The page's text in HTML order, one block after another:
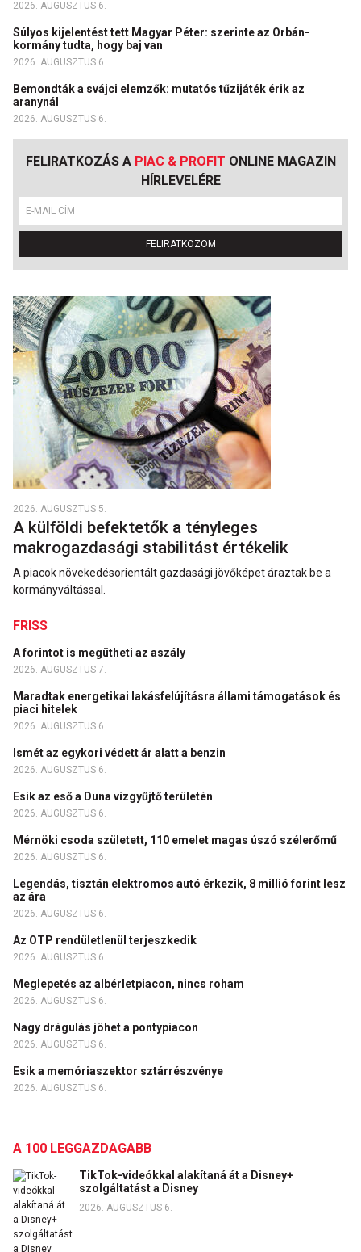
2026. AUGUSZTUS 6.
Súlyos kijelentést tett Magyar Péter: szerinte az Orbán-
kormány tudta, hogy baj van
2026. AUGUSZTUS 6.
Bemondták a svájci elemzők: mutatós tűzijáték érik az
aranynál
2026. AUGUSZTUS 6.
FELIRATKOZÁS A PIAC & PROFIT ONLINE MAGAZIN
HÍRLEVELÉRE
FELIRATKOZOM
2026. AUGUSZTUS 5.
A külföldi befektetők a tényleges
makrogazdasági stabilitást értékelik
A piacok növekedésorientált gazdasági jövőképet áraztak be a
kormányváltással.
FRISS
A forintot is megütheti az aszály
2026. AUGUSZTUS 7.
Maradtak energetikai lakásfelújításra állami támogatások és
piaci hitelek
2026. AUGUSZTUS 6.
Ismét az egykori védett ár alatt a benzin
2026. AUGUSZTUS 6.
Esik az eső a Duna vízgyűjtő területén
2026. AUGUSZTUS 6.
Mérnöki csoda született, 110 emelet magas úszó szélerőmű
2026. AUGUSZTUS 6.
Legendás, tisztán elektromos autó érkezik, 8 millió forint lesz
az ára
2026. AUGUSZTUS 6.
Az OTP rendületlenül terjeszkedik
2026. AUGUSZTUS 6.
Meglepetés az albérletpiacon, nincs roham
2026. AUGUSZTUS 6.
Nagy drágulás jöhet a pontypiacon
2026. AUGUSZTUS 6.
Esik a memóriaszektor sztárrészvénye
2026. AUGUSZTUS 6.
A 100 LEGGAZDAGABB
TikTok-videókkal alakítaná át a Disney+
szolgáltatást a Disney
2026. AUGUSZTUS 6.